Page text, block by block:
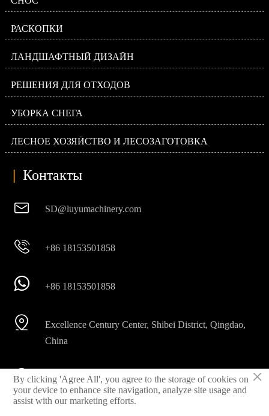
РАСКОПКИ
ЛАНДШАФТНЫЙ ДИЗАЙН
РЕШЕНИЯ ДЛЯ ОТХОДОВ
УБОРКА СНЕГА
ЛЕСНОЕ ХОЗЯЙСТВО И ЛЕСОЗАГОТОВКА
| Контакты
 SD@luyumachinery.com
 +86 18153501858
 +86 18153501858

Excellence Century Center, Shibei District, Qingdao,
China

Shahe industrial park, Laizhou City, Shandong
Province, China
×
By clicking 'Agree All', you agree to the storage of cookies on
your device to enhance site navigation, analyze site usage and
assist with our marketing efforts.